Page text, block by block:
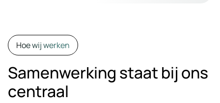
Hoe wij werken
Samenwerking staat bij ons
centraal